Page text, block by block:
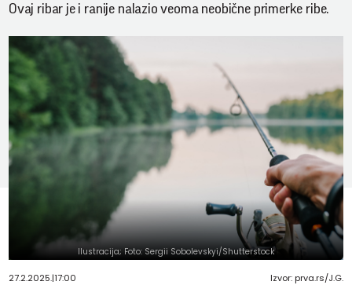
Ovaj ribar je i ranije nalazio veoma neobične primerke ribe.
Ilustracija; Foto: Sergii Sobolevskyi/Shutterstock
27.2.2025.|17:00 Izvor: prva.rs/J.G.